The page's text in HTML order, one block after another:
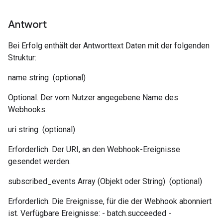
Antwort
Bei Erfolg enthält der Antworttext Daten mit der folgenden
Struktur:
name string (optional)
Optional. Der vom Nutzer angegebene Name des
Webhooks.
uri string (optional)
Erforderlich. Der URI, an den Webhook-Ereignisse
gesendet werden.
subscribed_events Array (Objekt oder String) (optional)
Erforderlich. Die Ereignisse, für die der Webhook abonniert
ist. Verfügbare Ereignisse: - batch.succeeded -